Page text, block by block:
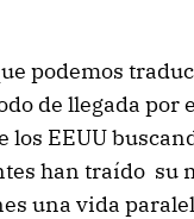
podemos
de llegada por
los EEUU
han traído su
una vida